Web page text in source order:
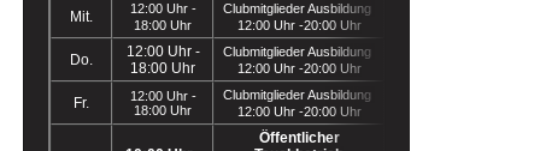
Mit.
12:00 Uhr -
18:00 Uhr
Clubmitglieder Ausbildung
12:00 Uhr -20:00 Uhr
Do.
12:00 Uhr -
18:00 Uhr
Clubmitglieder Ausbildung
12:00 Uhr -20:00 Uhr
Fr.
12:00 Uhr -
18:00 Uhr
Clubmitglieder Ausbildung
12:00 Uhr -20:00 Uhr
Öffentlicher